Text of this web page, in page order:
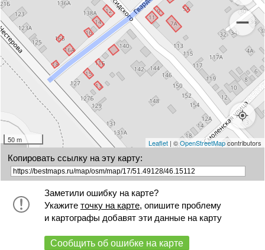
50 m Leaflet| ©OpenStreetMapcontributors
Копировать ссылку на эту карту:
Заметили ошибку на карте?
Укажите точку на карте, опишите проблему
и картографы добавят эти данные на карту
Сообщить об ошибке на карте